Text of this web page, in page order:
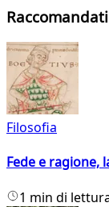
Filosofia
Fede e ragione,
1 min di